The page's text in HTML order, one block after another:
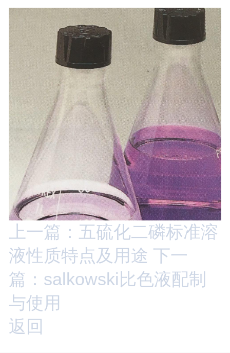
上一篇：五硫化二磷标准溶
液性质特点及用途 下一
篇：salkowski比色液配制
与使用
返回